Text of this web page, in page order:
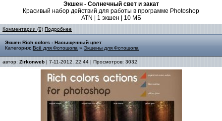
Экшен - Солнечный свет и закат
Красивый набор действий для работы в программе Photoshop
ATN | 1 экшен | 10 МБ
Комментарии (0) Подробнее
Экшен Rich сolors - Насыщенный цвет
Категория: Всё для Фотошопа » Экшены для Фотошопа
автор: Zirkonweb | 7-11-2012, 22:44 | Просмотров: 3032